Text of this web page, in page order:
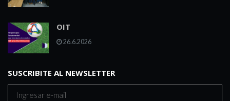
OIT
26.6.2026
SUSCRIBITE AL NEWSLETTER